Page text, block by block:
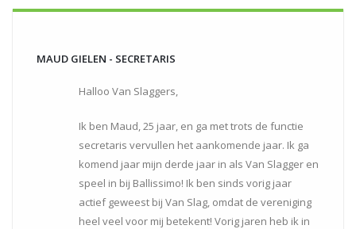
MAUD GIELEN - SECRETARIS
Halloo Van Slaggers,
Ik ben Maud, 25 jaar, en ga met trots de functie
secretaris vervullen het aankomende jaar. Ik ga
komend jaar mijn derde jaar in als Van Slagger en
speel in bij Ballissimo! Ik ben sinds vorig jaar
actief geweest bij Van Slag, omdat de vereniging
heel veel voor mij betekent! Vorig jaren heb ik in